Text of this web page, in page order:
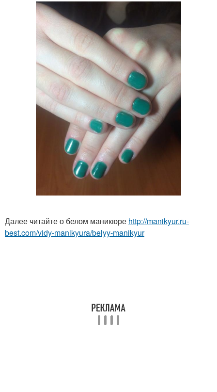
Далее читайте о белом маникюре http://manikyur.ru-
best.com/vidy-manikyura/belyy-manikyur